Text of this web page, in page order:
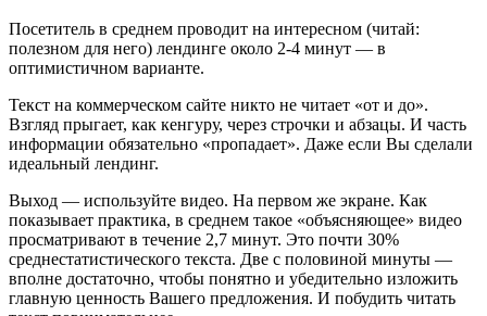
Посетитель в среднем проводит на интересном (читай:
полезном для него) лендинге около 2-4 минут — в
оптимистичном варианте.
Текст на коммерческом сайте никто не читает «от и до».
Взгляд прыгает, как кенгуру, через строчки и абзацы. И часть
информации обязательно «пропадает». Даже если Вы сделали
идеальный лендинг.
Выход — используйте видео. На первом же экране. Как
показывает практика, в среднем такое «объясняющее» видео
просматривают в течение 2,7 минут. Это почти 30%
среднестатистического текста. Две с половиной минуты —
вполне достаточно, чтобы понятно и убедительно изложить
главную ценность Вашего предложения. И побудить читать